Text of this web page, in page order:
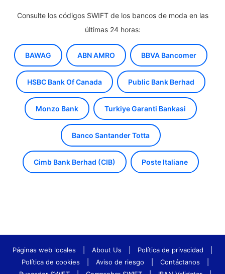
Consulte los códigos SWIFT de los bancos de moda en las
últimas 24 horas:
BAWAG ABN AMRO BBVA Bancomer
HSBC Bank Of Canada Public Bank Berhad
Monzo Bank Turkiye Garanti Bankasi
Banco Santander Totta
Cimb Bank Berhad (CIB) Poste Italiane
Páginas web locales About Us Política de privacidad
Política de cookies
Aviso de riesgo Contáctanos